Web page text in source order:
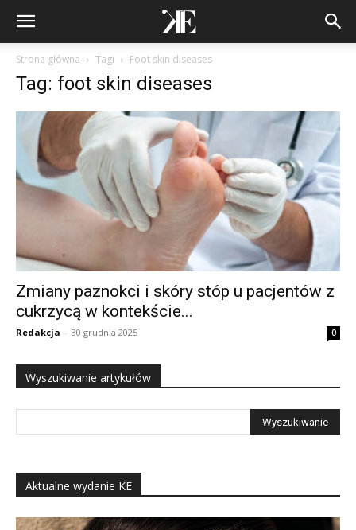
Strona główna Tagi Foot skin diseases
Tag: foot skin diseases
Zmiany paznokci i skóry stóp u pacjentów z
cukrzycą w kontekście...
Redakcja - 30 grudnia 2025 0
Wyszukiwanie artykułów
Aktualne wydanie KE